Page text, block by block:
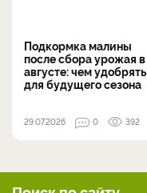
Подкормка малины
после сбора урожая в
августе: чем удобрять
для будущего сезона
29.07.2026 0 392